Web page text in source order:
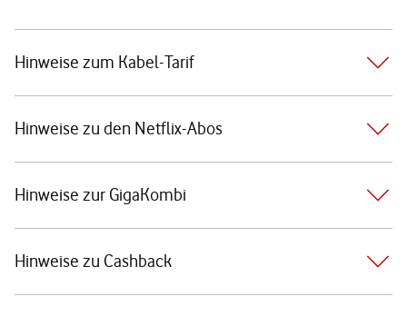
Hinweise zum Kabel-Tarif
Hinweise zu den Netflix-Abos
Hinweise zur GigaKombi
Hinweise zu Cashback